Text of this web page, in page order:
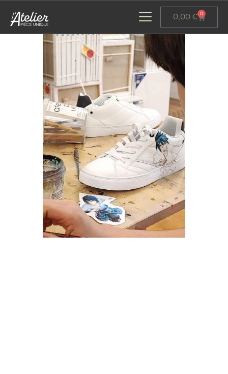
0,00€ 0
ACCUEIL
GALERIE D’ART
ATELIERS D’ART
L’ATELIER GOURMAND
ACTUALITÉS
CONTACT